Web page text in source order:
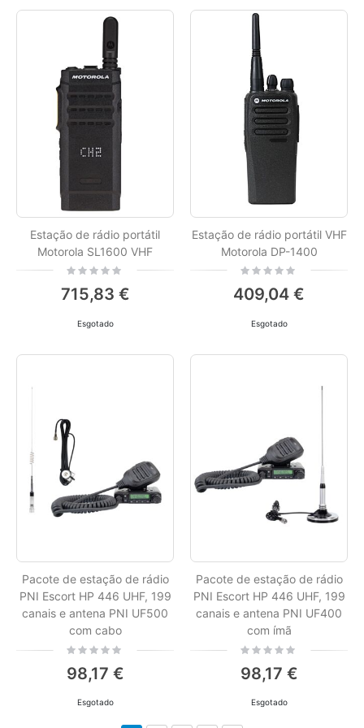
Estação de rádio portátil
Motorola SL1600 VHF
Rating:
715,83 €
Esgotado
Estação de rádio portátil VHF
Motorola DP-1400
Rating:
409,04 €
Esgotado
Pacote de estação de rádio
PNI Escort HP 446 UHF, 199
canais e antena PNI UF500
com cabo
Rating:
98,17 €
Esgotado
Pacote de estação de rádio
PNI Escort HP 446 UHF, 199
canais e antena PNI UF400
com ímã
Rating:
98,17 €
Esgotado